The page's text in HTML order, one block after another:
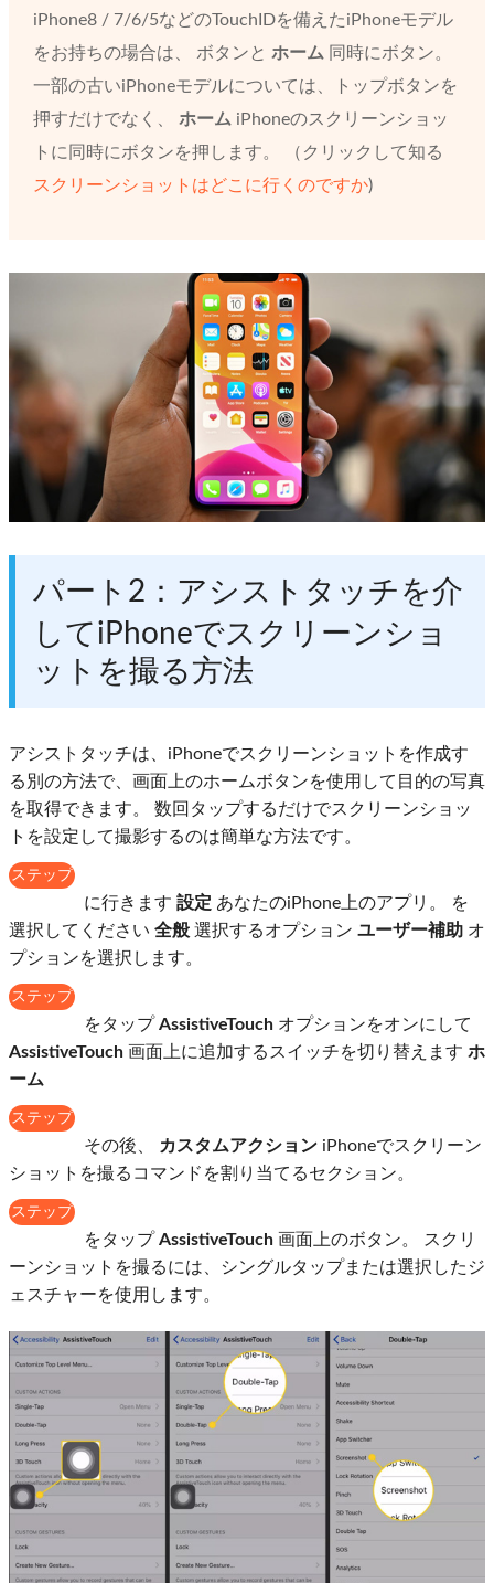
iPhone8 / 7/6/5などのTouchIDを備えたiPhoneモデル
をお持ちの場合は、 ボタンと ホーム 同時にボタン。
一部の古いiPhoneモデルについては、トップボタンを
押すだけでなく、 ホーム iPhoneのスクリーンショッ
トに同時にボタンを押します。 （クリックして知る
スクリーンショットはどこに行くのですか)
パート2：アシストタッチを介
してiPhoneでスクリーンショ
ットを撮る方法
アシストタッチは、iPhoneでスクリーンショットを作成す
る別の方法で、画面上のホームボタンを使用して目的の写真
を取得できます。 数回タップするだけでスクリーンショッ
トを設定して撮影するのは簡単な方法です。
ステップ
に行きます 設定 あなたのiPhone上のアプリ。 を
選択してください 全般 選択するオプション ユーザー補助 オ
プションを選択します。
ステップ
をタップ AssistiveTouch オプションをオンにして
AssistiveTouch 画面上に追加するスイッチを切り替えます ホ
ーム
ステップ
その後、 カスタムアクション iPhoneでスクリーン
ショットを撮るコマンドを割り当てるセクション。
ステップ
をタップ AssistiveTouch 画面上のボタン。 スクリ
ーンショットを撮るには、シングルタップまたは選択したジ
ェスチャーを使用します。